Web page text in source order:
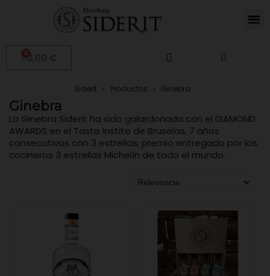
0,00 €
Siderit Productos Ginebra
Ginebra
La Ginebra Siderit ha sido galardonada con el DIAMOND
AWARDS en el Taste Instite de Bruselas, 7 años
consecutivos con 3 estrellas, premio entregado por los
cocineros 3 estrellas Michelín de todo el mundo.